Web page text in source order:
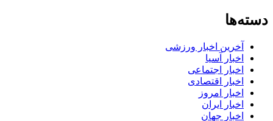
دسته‌ها
آخرین اخبار ورزشی
اخبار آسیا
اخبار اجتماعی
اخبار اقتصادی
اخبار امروز
اخبار ایران
اخبار جهان